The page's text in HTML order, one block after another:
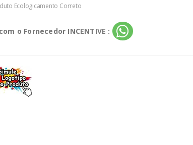
Ecologicamento Correto
o Fornecedor INCENTIVE :